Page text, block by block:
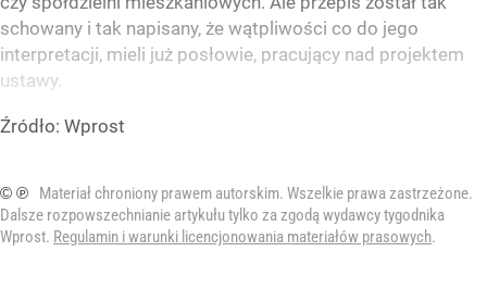
schowany i tak napisany, że wątpliwości co do jego
interpretacji, mieli już posłowie, pracujący nad projektem
ustawy.
Źródło: Wprost
© ℗
Materiał chroniony prawem autorskim. Wszelkie prawa zastrzeżone.
Dalsze rozpowszechnianie artykułu tylko za zgodą wydawcy tygodnika
Wprost. Regulamin i warunki licencjonowania materiałów prasowych.